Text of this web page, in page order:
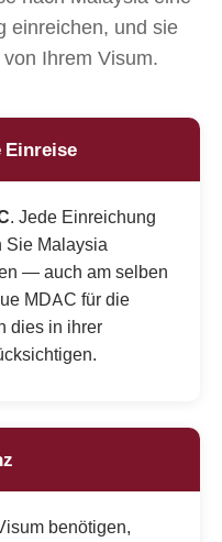
einreichen, und sie
Ihrem Visum.
Einreise
. Jede Einreichung
Sie Malaysia
— auch am selben
MDAC für die
dies in ihrer
benötigen,